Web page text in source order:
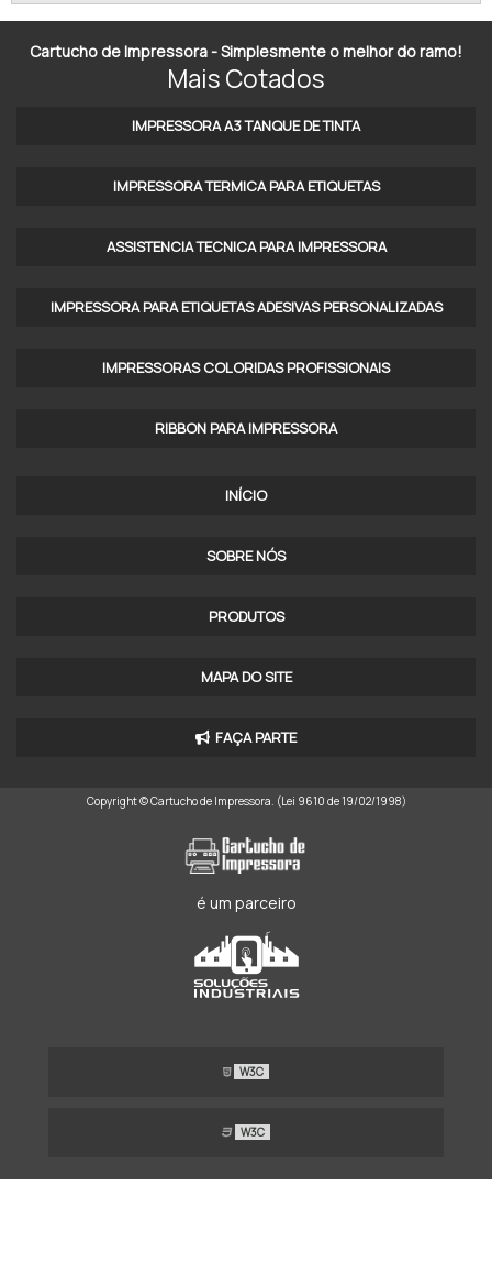
TINTA PIGMENTADA BRANCA
TINTA PIGMENTADA IMPRESSORA
TINTA VULCANIZÁVEL
Cartucho de Impressora - Simplesmente o melhor do ramo!
Mais Cotados
IMPRESSORA A3 TANQUE DE TINTA​
IMPRESSORA TERMICA PARA ETIQUETAS​
ASSISTENCIA TECNICA PARA IMPRESSORA
IMPRESSORA PARA ETIQUETAS ADESIVAS PERSONALIZADAS
IMPRESSORAS COLORIDAS PROFISSIONAIS​
RIBBON PARA IMPRESSORA
INÍCIO
SOBRE NÓS
PRODUTOS
MAPA DO SITE
FAÇA PARTE
Copyright © Cartucho de Impressora. (Lei 9610 de 19/02/1998)
é um parceiro
W3C
W3C